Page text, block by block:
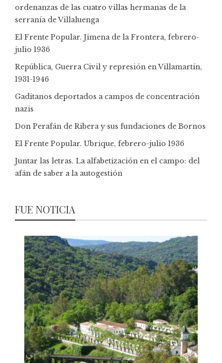
ordenanzas de las cuatro villas hermanas de la
serranía de Villaluenga
El Frente Popular. Jimena de la Frontera, febrero-
julio 1936
República, Guerra Civil y represión en Villamartín,
1931-1946
Gaditanos deportados a campos de concentración
nazis
Don Perafán de Ribera y sus fundaciones de Bornos
El Frente Popular. Ubrique, febrero-julio 1936
Juntar las letras. La alfabetización en el campo: del
afán de saber a la autogestión
FUE NOTICIA